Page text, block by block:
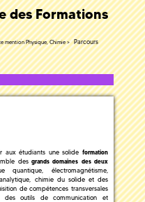
des Formations
mention Physique, Chimie
Parcours
aux étudiants une solide formation
desgrands domaines des deux
électromagnétisme,
chimie du solide et des
de compétences transversales
des outils de communication et